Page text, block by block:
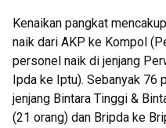
Kenaikan pangkat
naik dari AKP ke Kompol
personel naik di jenjang
Ipda ke Iptu). Sebanyak 76
jenjang Bintara Tinggi &
(21 orang) dan Bripda ke